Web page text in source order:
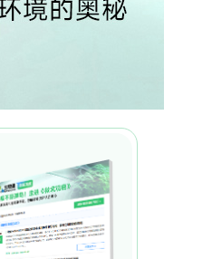
LV）。结果表明，这种
的能力，而传统常用的
抗体（scFv）和骆驼源
胞共同受体）的scFv或
的靶向载体在感染原代